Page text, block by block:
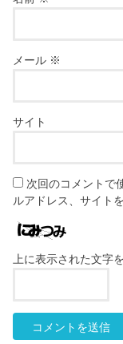
メール ※
サイト
次回のコメントで
ルアドレス、サイト
上に表示された文字